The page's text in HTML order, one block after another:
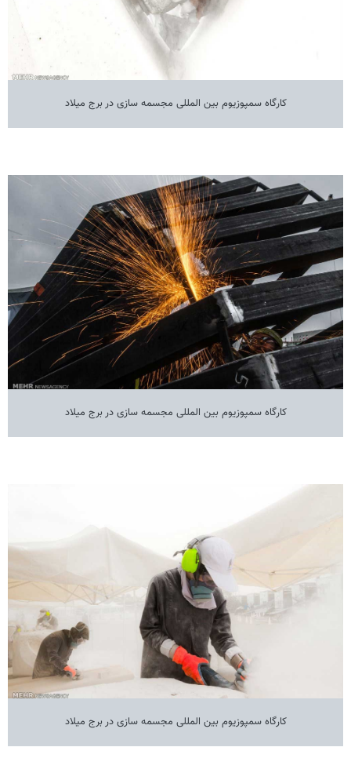
کارگاه سمپوزیوم بین المللی مجسمه سازی در برج میلاد
کارگاه سمپوزیوم بین المللی مجسمه سازی در برج میلاد
کارگاه سمپوزیوم بین المللی مجسمه سازی در برج میلاد